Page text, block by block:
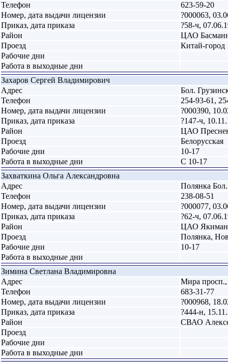
Телефон
623-59-20
Номер, дата выдачи лицензии
?000063,
Приказ, дата приказа
?58-ч,
Район
ЦАО
Проезд
Китай-город
Рабочие дни
Работа в выходные дни
Захаров Сергей Владимирович
Адрес
Бол.
Телефон
254-93-61,
Номер, дата выдачи лицензии
?000390,
Приказ, дата приказа
?147-ч,
Район
ЦАО
Проезд
Белорусская
Рабочие дни
10-17
Работа в выходные дни
С 10-17
Захваткина Ольга Александровна
Адрес
Полянка
Телефон
238-08-51
Номер, дата выдачи лицензии
?000077,
Приказ, дата приказа
?62-ч,
Район
ЦАО
Проезд
Полянка,
Рабочие дни
10-17
Работа в выходные дни
Зимина Светлана Владимировна
Адрес
Мира
Телефон
683-31-77
Номер, дата выдачи лицензии
?000968,
Приказ, дата приказа
?444-н,
Район
СВАО
Проезд
Рабочие дни
Работа в выходные дни